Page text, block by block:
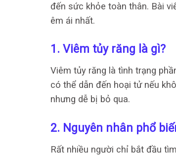
đến sức khỏe toàn thân. Bài
êm ái nhất.
1. Viêm tủy răng là gì?
Viêm tủy răng là tình trạng
có thể dẫn đến hoại tử nếu
nhưng dễ bị bỏ qua.
2. Nguyên nhân phổ
Rất nhiều người chỉ bắt đầu